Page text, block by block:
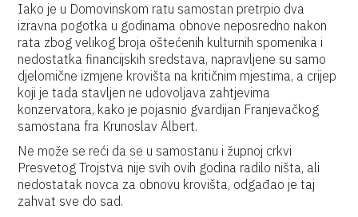
Iako je u Domovinskom ratu samostan pretrpio dva
izravna pogotka u godinama obnove neposredno nakon
rata zbog velikog broja oštećenih kulturnih spomenika i
nedostatka financijskih sredstava, napravljene su samo
djelomične izmjene krovišta na kritičnim mjestima, a crijep
koji je tada stavljen ne udovoljava zahtjevima
konzervatora, kako je pojasnio gvardijan Franjevačkog
samostana fra Krunoslav Albert.
Ne može se reći da se u samostanu i župnoj crkvi
Presvetog Trojstva nije svih ovih godina radilo ništa, ali
nedostatak novca za obnovu krovišta, odgađao je taj
zahvat sve do sad.